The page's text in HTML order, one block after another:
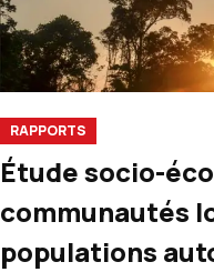
RAPPORTS
Étude socio-
communautés
populations